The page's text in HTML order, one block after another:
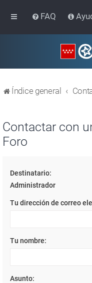
FAQ
Índice general
Contactar con
Foro
Destinatario:
Administrador
Tu dirección de correo
Tu nombre:
Asunto: